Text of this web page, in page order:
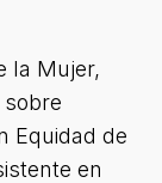
la Mujer,
Equidad de
en